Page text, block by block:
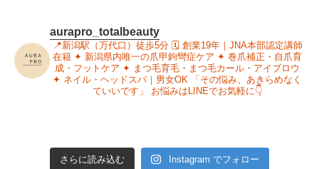
aurapro_totalbeauty
📍新潟駅（万代口）徒歩5分🗓 創業19年｜JNA本部認定講師
在籍 ✦ 新潟県内唯一の爪甲鉤彎症ケア ✦ 巻爪補正・自爪育
成・フットケア ✦ まつ毛育毛・まつ毛カール・アイブロウ
✦ ネイル・ヘッドスパ｜男女OK 「その悩み、あきらめなく
ていいです」
お悩みはLINEでお気軽に👇
さらに読み込む Instagram でフォロー